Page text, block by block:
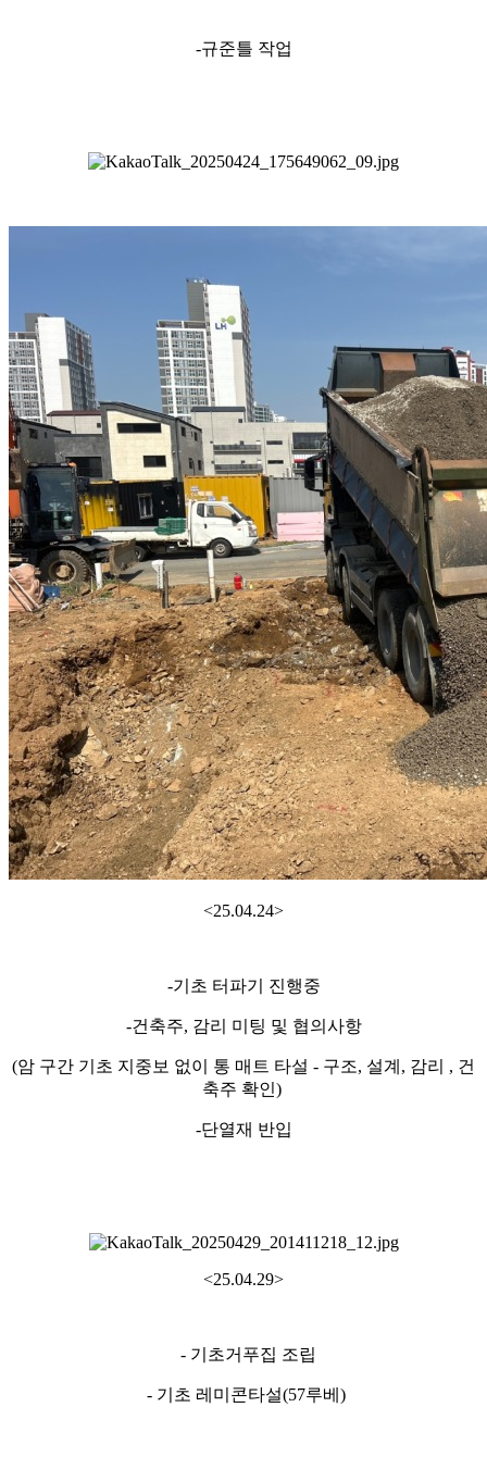
-규준틀 작업
<25.04.24>
-기초 터파기 진행중
-건축주, 감리 미팅 및 협의사항
(암 구간 기초 지중보 없이 통 매트 타설 - 구조, 설계, 감리 , 건
축주 확인)
-단열재 반입
<25.04.29>
- 기초거푸집 조립
- 기초 레미콘타설(57루베)